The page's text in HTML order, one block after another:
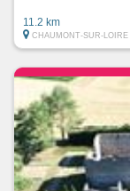
11.2 km
CHAUMONT-SUR-LOIRE